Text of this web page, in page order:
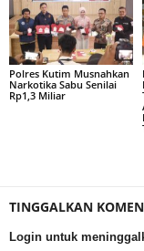
Polres Kutim Musnahkan
Narkotika Sabu Senilai
Rp1,3 Miliar
TINGGALKAN
Login untuk